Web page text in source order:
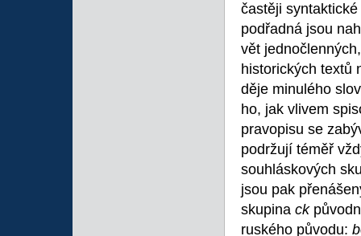
častěji
podřadná jsou
vět
historických textů
děje minulého
ho, jak vlivem
pravopisu se
podržují téměř
souhláskových
jsou pak
skupina ck
ruského původu: